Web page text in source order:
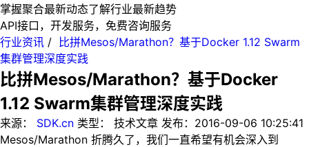
掌握聚合最新动态了解行业最新趋势
API接口，开发服务，免费咨询服务
行业资讯 /
比拼Mesos/Marathon？基于Docker 1.12 Swarm
集群管理深度实践
比拼Mesos/Marathon？基于Docker
1.12 Swarm集群管理深度实践
来源： SDK.cn 类型： 技术文章 发布： 2016-09-06 10:25:41
Mesos/Marathon 折腾久了，我们一直希望有机会深入到